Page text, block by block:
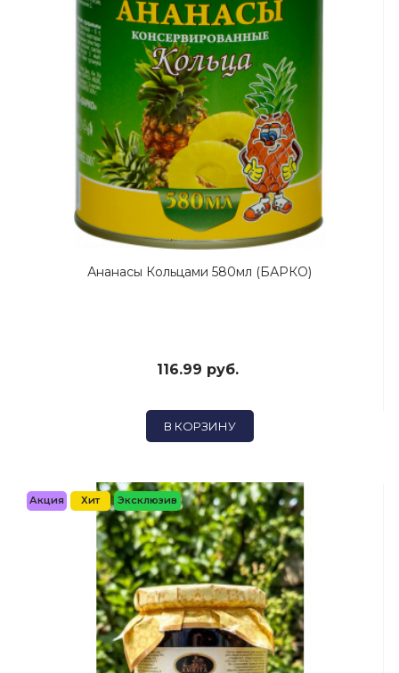
Ананасы Кольцами 580мл (БАРКО)
116.99 руб.
В КОРЗИНУ
Акция Хит Эксклюзив